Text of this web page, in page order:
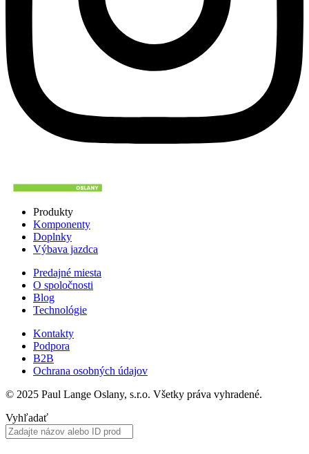
Produkty
Komponenty
Doplnky
Výbava jazdca
Predajné miesta
O spoločnosti
Blog
Technológie
Kontakty
Podpora
B2B
Ochrana osobných údajov
© 2025 Paul Lange Oslany, s.r.o. Všetky práva vyhradené.
Vyhľadať